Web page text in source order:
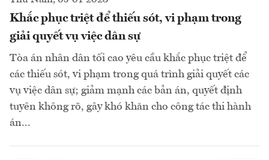
Khắc phục triệt để thiếu sót, vi phạm trong
giải quyết vụ việc dân sự
Tòa án nhân dân tối cao yêu cầu khắc phục triệt để
các thiếu sót, vi phạm trong quá trình giải quyết các
vụ việc dân sự; giảm mạnh các bản án, quyết định
tuyên không rõ, gây khó khăn cho công tác thi hành
án...